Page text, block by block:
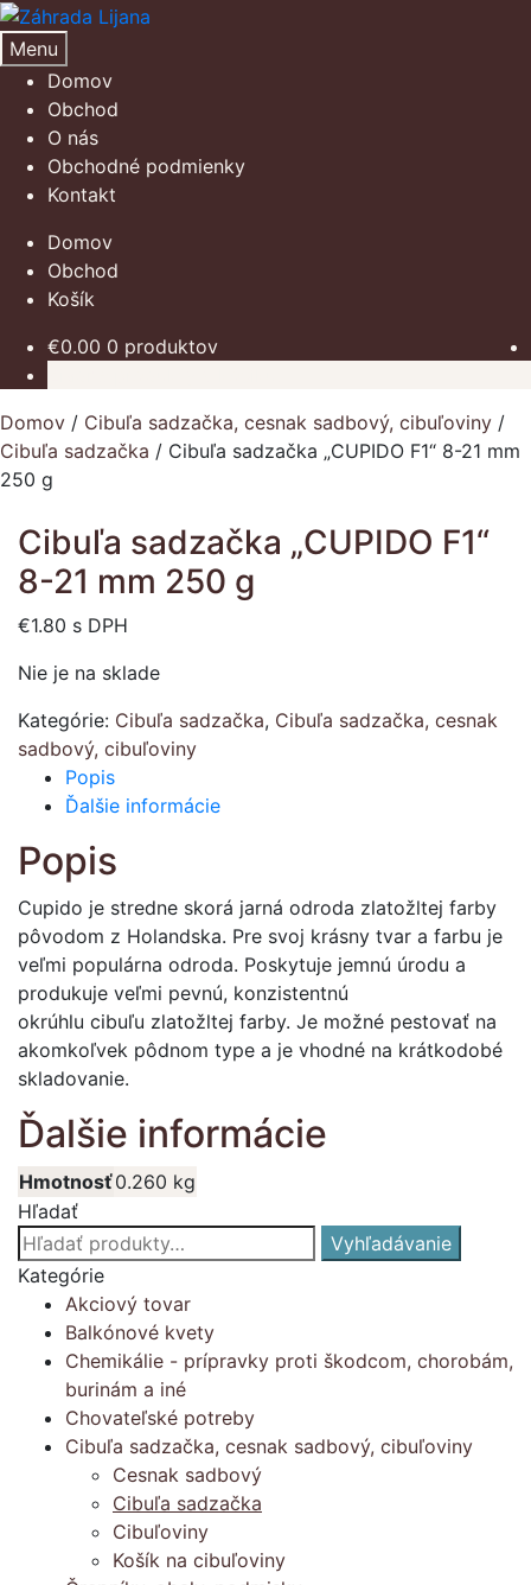
Preskočiť
na
navigáciu
Preskočiť
na
obsah
Menu
Domov
Obchod
O nás
Obchodné podmienky
Kontakt
Domov
Obchod
Košík
€0.00 0 produktov
Domov / Cibuľa sadzačka, cesnak sadbový, cibuľoviny /
Cibuľa sadzačka / Cibuľa sadzačka „CUPIDO F1“ 8-21 mm
250 g
Cibuľa sadzačka „CUPIDO F1“
8-21 mm 250 g
€1.80 s DPH
Nie je na sklade
Kategórie: Cibuľa sadzačka, Cibuľa sadzačka, cesnak
sadbový, cibuľoviny
Popis
Ďalšie informácie
Popis
Cupido je stredne skorá jarná odroda zlatožltej farby
pôvodom z Holandska. Pre svoj krásny tvar a farbu je
veľmi populárna odroda. Poskytuje jemnú úrodu a
produkuje veľmi pevnú, konzistentnú
okrúhlu cibuľu zlatožltej farby. Je možné pestovať na
akomkoľvek pôdnom type a je vhodné na krátkodobé
skladovanie.
Ďalšie informácie
Hmotnosť0.260 kg
Hľadať
Hľadať:
Vyhľadávanie
Kategórie
Akciový tovar
Balkónové kvety
Chemikálie - prípravky proti škodcom, chorobám,
burinám a iné
Chovateľské potreby
Cibuľa sadzačka, cesnak sadbový, cibuľoviny
Cesnak sadbový
Cibuľa sadzačka
Cibuľoviny
Košík na cibuľoviny